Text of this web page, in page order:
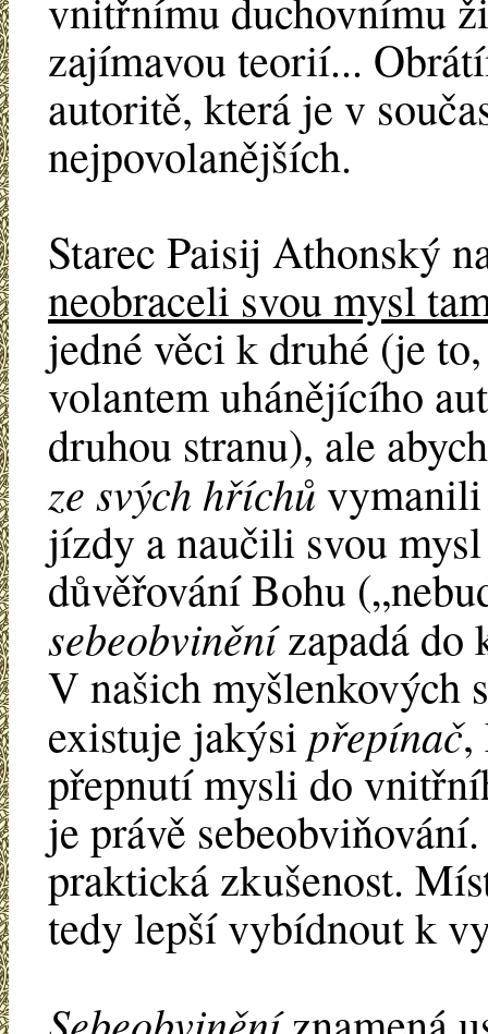
zajímavou teorií...
autoritě, která je v
nejpovolanějších.
Starec Paisij Athonský
neobraceli svou mysl
jedné věci k druhé (je
volantem uhánějícího
druhou stranu), ale
ze svých hříchů vymanili
jízdy a naučili svou
důvěřování Bohu
sebeobviněnízapadá do
V našich myšlenkových
existuje jakýsi přepínač,
přepnutí mysli do
je právě
praktická zkušenost.
tedy lepší vybídnout k